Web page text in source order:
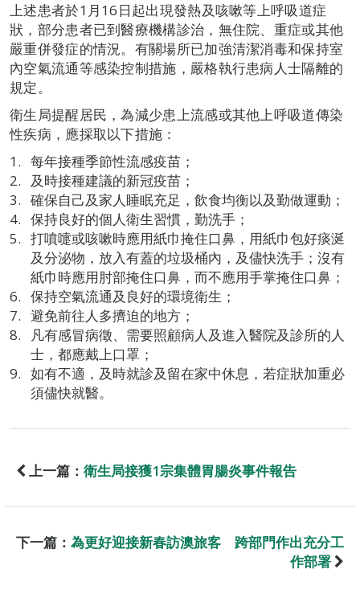
上述患者於1月16日起出現發熱及咳嗽等上呼吸道症
狀，部分患者已到醫療機構診治，無住院、重症或其他
嚴重併發症的情況。有關場所已加強清潔消毒和保持室
內空氣流通等感染控制措施，嚴格執行患病人士隔離的
規定。
衛生局提醒居民，為減少患上流感或其他上呼吸道傳染
性疾病，應採取以下措施：
每年接種季節性流感疫苗；
及時接種建議的新冠疫苗；
確保自己及家人睡眠充足，飲食均衡以及勤做運動；
保持良好的個人衛生習慣，勤洗手；
打噴嚏或咳嗽時應用紙巾掩住口鼻，用紙巾包好痰涎
及分泌物，放入有蓋的垃圾桶內，及儘快洗手；沒有
紙巾時應用肘部掩住口鼻，而不應用手掌掩住口鼻；
保持空氣流通及良好的環境衛生；
避免前往人多擠迫的地方；
凡有感冒病徵、需要照顧病人及進入醫院及診所的人
士，都應戴上口罩；
如有不適，及時就診及留在家中休息，若症狀加重必
須儘快就醫。
上一篇： 衛生局接獲1宗集體胃腸炎事件報告
下一篇： 為更好迎接新春訪澳旅客 跨部門作出充分工
作部署